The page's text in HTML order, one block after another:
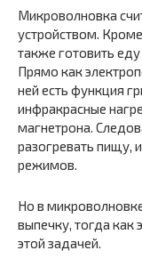
Микроволновка
устройством.
также готовить
Прямо как
ней есть функция
инфракрасные
магнетрона.
разогревать пищу,
режимов.
Но в
выпечку, тогда как
этой задачей.